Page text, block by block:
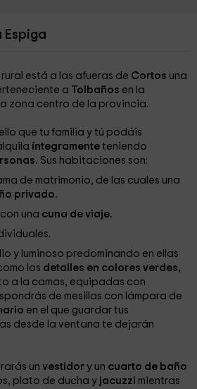
Espiga
está a las afueras de Cortos una
a Tolbaños en la
zona centro de la provincia.
que tu familia y tú podáis
íntegramenteteniendo
Sus habitaciones son:
de matrimonio, de las cuales una
privado.
una cuna de viaje.
y luminoso predominando en ellas
los detalles en colores verdes,
a la camas, equipadas con
de mesillas con lámpara de
en el que guardar tus
desde la ventana te dejarán
unvestidory un cuarto de baño
plato de ducha y jacuzzi mientras